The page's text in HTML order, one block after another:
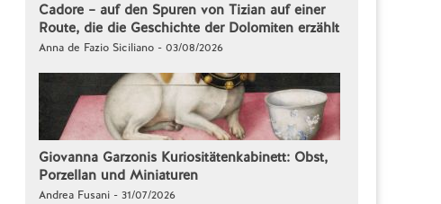
Cadore – auf den Spuren von Tizian auf einer
Route, die die Geschichte der Dolomiten erzählt
Anna de Fazio Siciliano - 03/08/2026
Giovanna Garzonis Kuriositätenkabinett: Obst,
Porzellan und Miniaturen
Andrea Fusani - 31/07/2026